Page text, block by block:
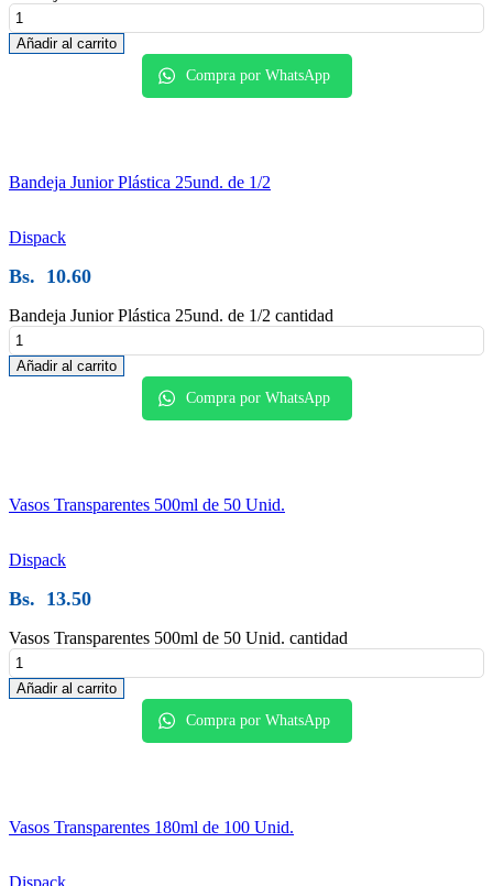
Añadir al carrito
Compra por WhatsApp
Bandeja Junior Plástica 25und. de 1/2
Dispack
Bs. 10.60
Bandeja Junior Plástica 25und. de 1/2 cantidad
Añadir al carrito
Compra por WhatsApp
Vasos Transparentes 500ml de 50 Unid.
Dispack
Bs. 13.50
Vasos Transparentes 500ml de 50 Unid. cantidad
Añadir al carrito
Compra por WhatsApp
Vasos Transparentes 180ml de 100 Unid.
Dispack